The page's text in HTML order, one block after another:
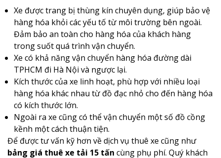
Xe được trang bị thùng kín chuyên dụng, giúp bảo vệ
hàng hóa khỏi các yếu tố từ môi trường bên ngoài.
Đảm bảo an toàn cho hàng hóa của khách hàng
trong suốt quá trình vận chuyển.
Xe có khả năng vận chuyển hàng hóa đường dài
TPHCM đi Hà Nội và ngược lại.
Kích thước của xe linh hoạt, phù hợp với nhiều loại
hàng hóa khác nhau từ đồ đạc nhỏ cho đến hàng hóa
có kích thước lớn.
Ngoài ra xe cũng có thể vận chuyển một số đồ cồng
kềnh một cách thuận tiện.
Để được tư vấn kỹ hơn về dịch vụ thuê xe cũng như
bảng giá thuê xe tải 15 tấn cùng phụ phí. Quý khách